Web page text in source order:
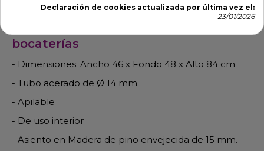
bocaterías
- Dimensiones: Ancho 46 x Fondo 48 x Alto 84 cm
- Tubo acerado de Ø 14 mm.
- Apilable
- De uso interior
- Asiento en Madera de pino envejecida de 15 mm.
Declaración de cookies actualizada por última vez el:
23/01/2026